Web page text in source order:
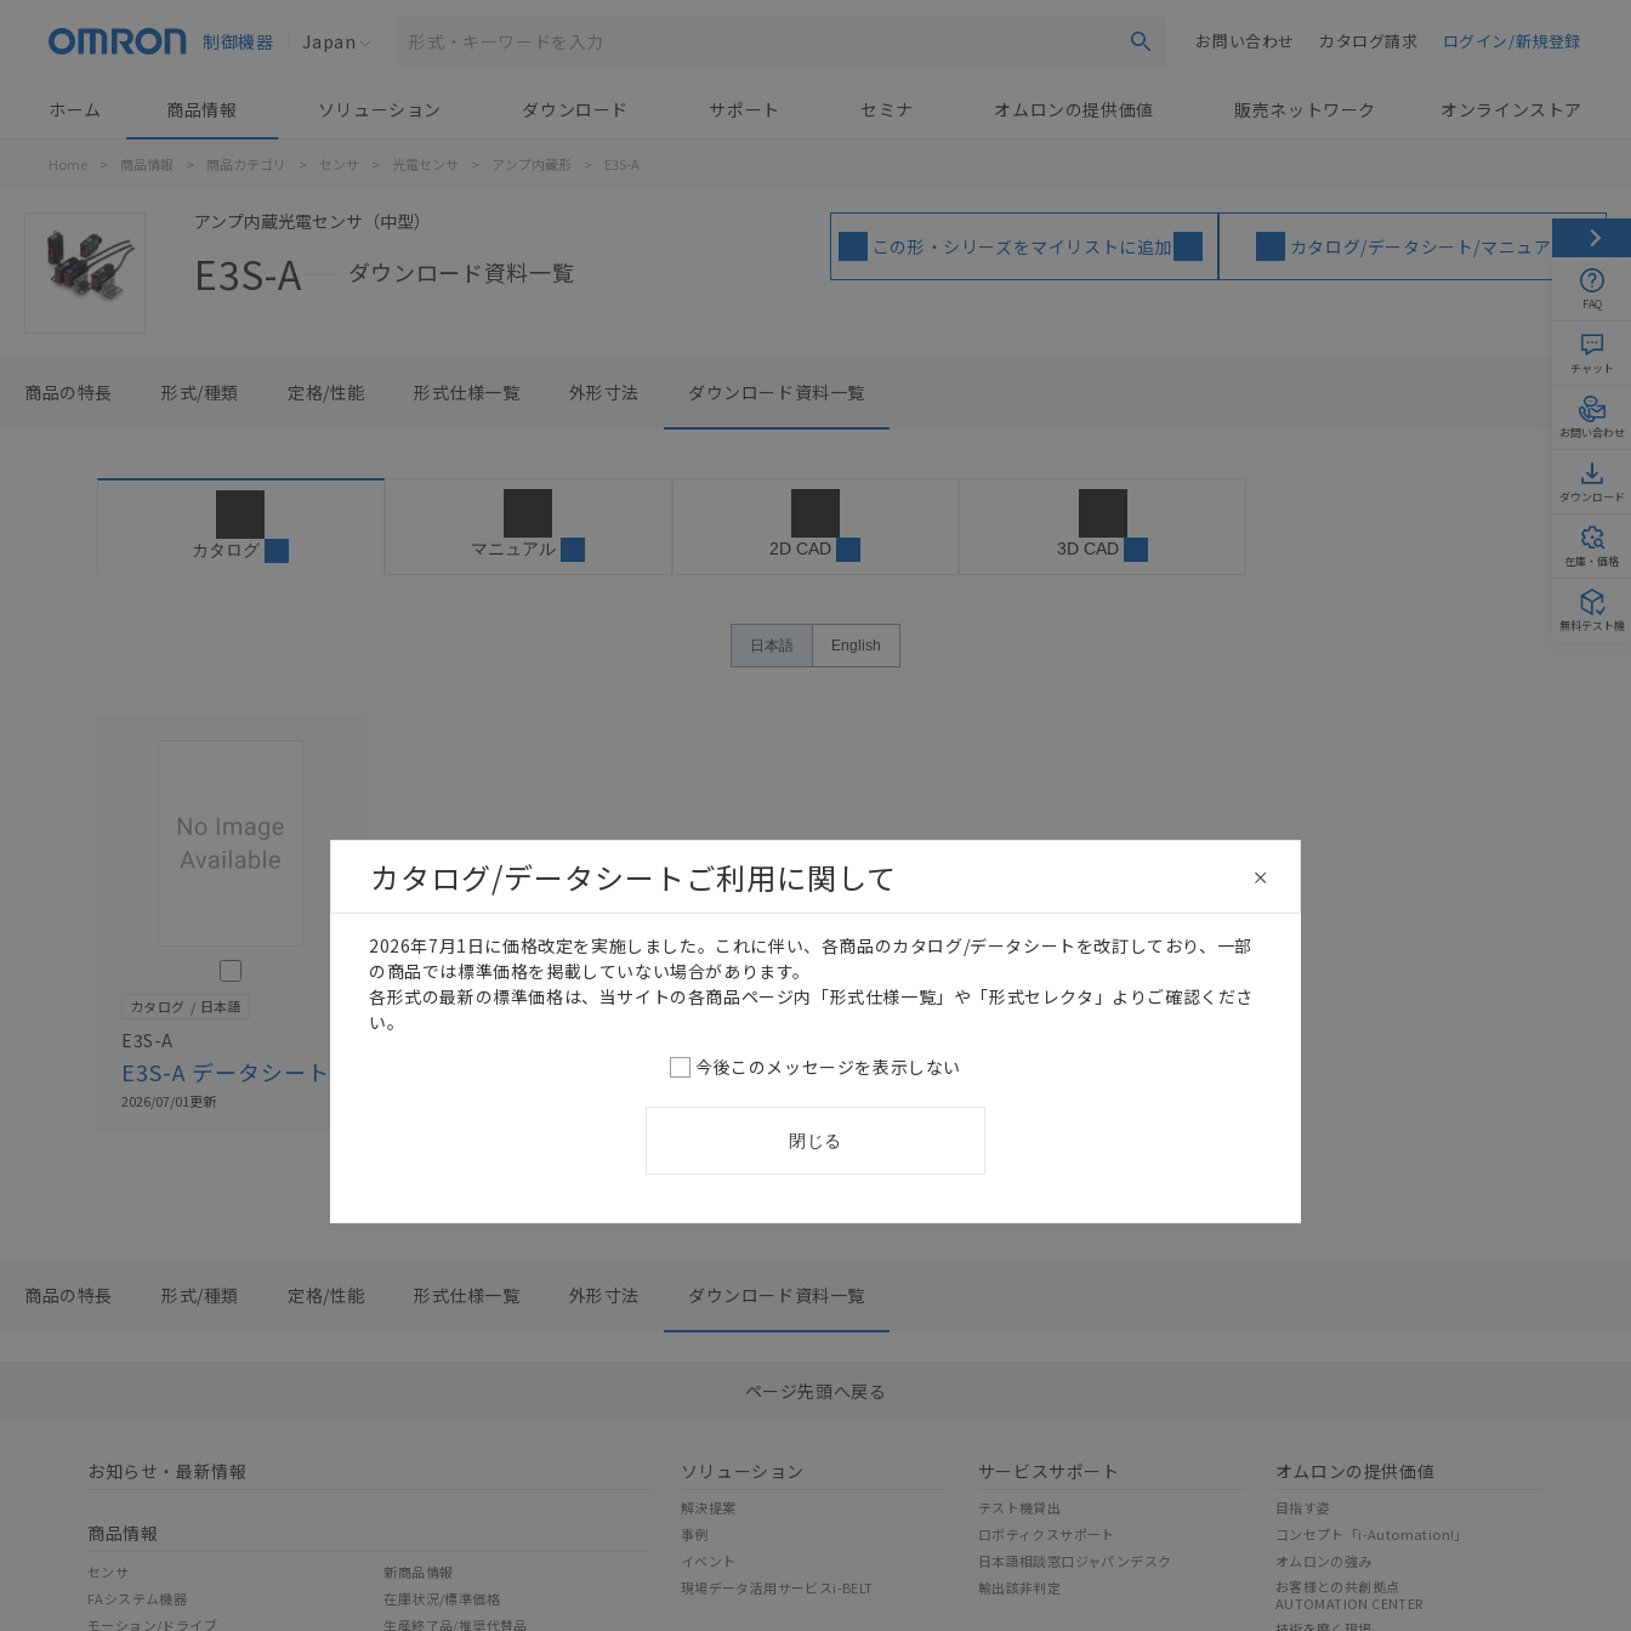
制御機器 Japan 検索 ログイン/新規登録
カタログ請求
お問い合わせ
ホーム 商品情報 ソリューション ダウンロード サポート セミナ オムロンの提供価値 販売ネットワーク オンラインストア
Home > 商品情報 > 商品カテゴリ > センサ > 光電センサ > アンプ内蔵形 > E3S-A
アンプ内蔵光電センサ（中型）
E3S-A ダウンロード資料一覧
この形・シリーズをマイリストに追加 カタログ/データシート/マニュアル
商品の特長 形式/種類 定格/性能 形式仕様一覧 外形寸法 ダウンロード資料一覧
カタログ マニュアル 2D CAD 3D CAD
日本語 English
このカタログを選択
カタログ 日本語
E3S-A
E3S-A データシート
2026/07/01更新
0 選択したファイルを一括ダウンロード
商品の特長 形式/種類 定格/性能 形式仕様一覧 外形寸法 ダウンロード資料一覧
ページ先頭へ戻る
お知らせ・最新情報
商品情報
センサ
FAシステム機器
モーション/ドライブ
新商品情報
在庫状況/標準価格
生産終了品/推奨代替品
ソリューション
解決提案
事例
イベント
現場データ活用サービスi-BELT
サービスサポート
テスト機貸出
ロボティクスサポート
日本語相談窓口ジャパンデスク
輸出該非判定
オムロンの提供価値
目指す姿
コンセプト「i-Automation!」
オムロンの強み
お客様との共創拠点
AUTOMATION CENTER
FAQ
チャット
お問い合わせ
ダウンロード
在庫・価格
無料テスト機
カタログ/データシートご利用に関して
2026年7月1日に価格改定を実施しました。これに伴い、各商品のカタログ/データシートを改訂しており、一部
の商品では標準価格を掲載していない場合があります。
各形式の最新の標準価格は、当サイトの各商品ページ内「形式仕様一覧」や「形式セレクタ」よりご確認くださ
い。
今後このメッセージを表示しない
閉じる